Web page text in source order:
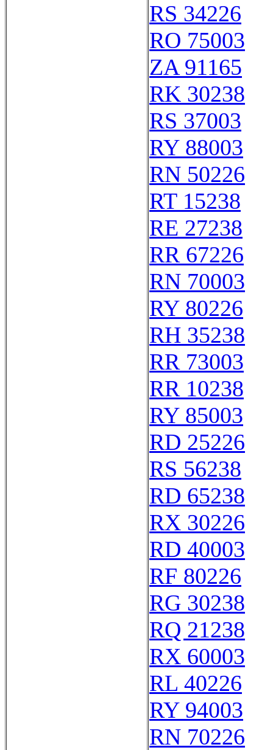
RS 34226
RO 75003
ZA 91165
RK 30238
RS 37003
RY 88003
RN 50226
RT 15238
RE 27238
RR 67226
RN 70003
RY 80226
RH 35238
RR 73003
RR 10238
RY 85003
RD 25226
RS 56238
RD 65238
RX 30226
RD 40003
RF 80226
RG 30238
RQ 21238
RX 60003
RL 40226
RY 94003
RN 70226